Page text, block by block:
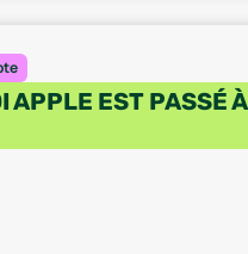
APPLE EST PASSÉ À